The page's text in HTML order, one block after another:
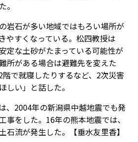
。
岩石が多い地域ではもろい場所が
やすくなっている。松四教授は
定な土砂がたまっている可能性が
所がある場合は避難先を変えた
階で就寝したりするなど、2次災害
しい」と話した。
、2004年の新潟県中越地震でも発
事をした。16年の熊本地震では、
石流が発生した。【垂水友里香】